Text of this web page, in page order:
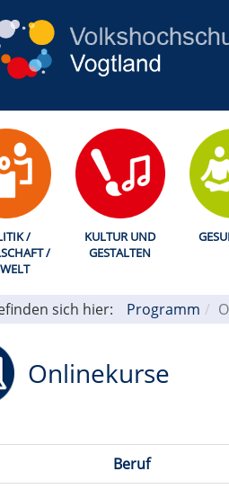
/
/
KULTUR UND
GESTALTEN
sich hier: Programm
Onlinekurse
Beruf